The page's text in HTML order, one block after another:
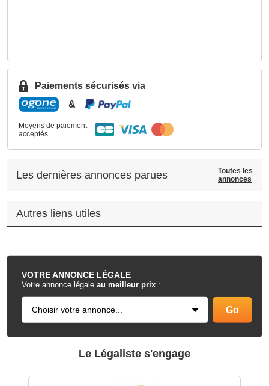
VOTREANNONCE LÉGALE
Votre annonce légale au meilleur prix :
Paiements sécurisés via
&
Moyens de paiement
acceptés
Les dernières annonces parues
Toutes les
annonces
Autres liens utiles
.
Le Légaliste s'engage